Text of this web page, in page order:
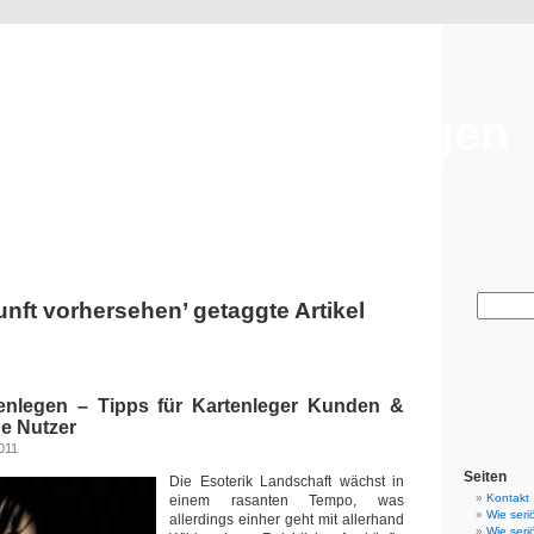
vorhersehen’ getaggte Artikel
– Tipps für Kartenleger Kunden &
Nutzer
Die Esoterik Landschaft wächst in
einem rasanten Tempo, was
allerdings einher geht mit allerhand
Seiten
Kontakt
Wie
Wie